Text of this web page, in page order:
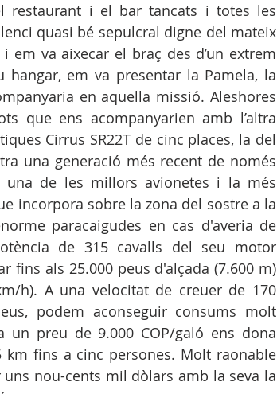
restaurant i el bar tancats i totes les
quasi bé sepulcral digne del mateix
em va aixecar el braç des d’un extrem
em va presentar la Pamela, la
en aquella missió. Aleshores
que ens acompanyarien amb l’altra
Cirrus SR22T de cinc places, la del
una generació més recent de només
una de les millors avionetes i la més
incorpora sobre la zona del sostre a la
paracaigudes en cas d'averia de
de 315 cavalls del seu motor
fins als 25.000 peus d'alçada (7.600 m)
h). A una velocitat de creuer de 170
podem aconseguir consums molt
preu de 9.000 COP/galó ens dona
km fins a cinc persones. Molt raonable
nou-cents mil dòlars amb la seva la